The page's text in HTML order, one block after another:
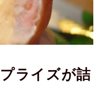
ライズが詰